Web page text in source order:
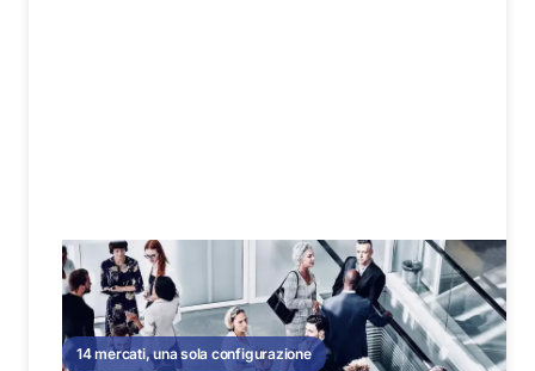
14 mercati, una sola configurazione